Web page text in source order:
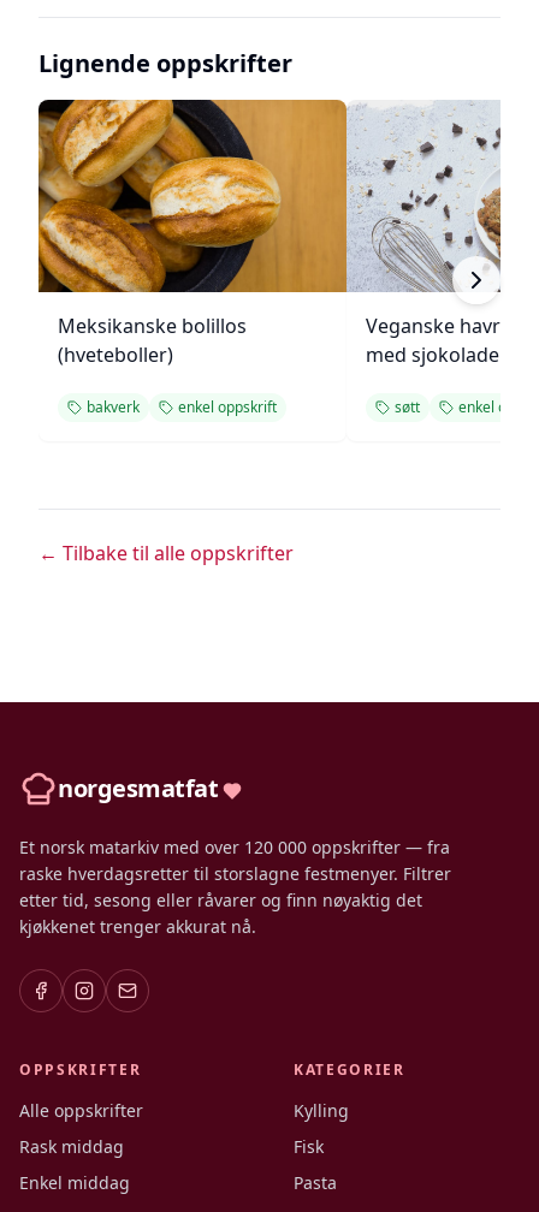
Lignende oppskrifter
Meksikanske bolillos
(hveteboller)
bakverk enkel oppskrift
Veganske
med sjokolade
søtt enkel
← Tilbake til alle oppskrifter
norgesmatfat
Et norsk matarkiv med over 120 000 oppskrifter — fra
raske hverdagsretter til storslagne festmenyer. Filtrer
etter tid, sesong eller råvarer og finn nøyaktig det
kjøkkenet trenger akkurat nå.
OPPSKRIFTER
Alle oppskrifter
Rask middag
Enkel middag
KATEGORIER
Kylling
Fisk
Pasta